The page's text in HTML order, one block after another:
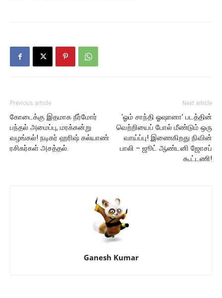
Previous article
கோடைக்கு இதமாக நீர்மோர்
பந்தல் அமைப்பு, மரக்கன்று
வழங்கல்! நடிகர் ஹரிஷ் கல்யாண்
ரசிகர்கள் அசத்தல்.
Next article
‘ஓம் சாந்தி ஓஷானா’ படத்தின்
வெற்றியைப் போல் மீண்டும் ஒரு
வாய்ப்பு! இணைகிறது நிவின்
பாலி – ஜூட் ஆண்டனி ஜோசப்
கூட்டணி!
Ganesh Kumar